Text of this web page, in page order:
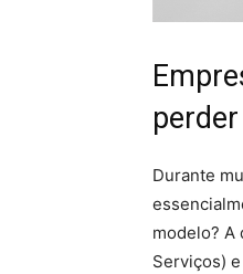
Durante
modelo? A
Serviços)